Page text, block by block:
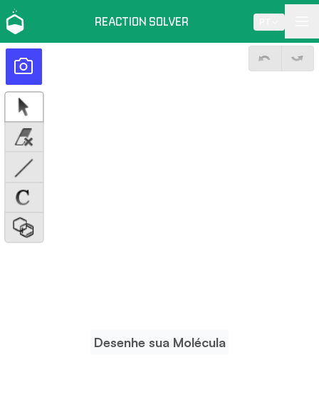
REACTION SOLVER
Desenhe sua Molécula